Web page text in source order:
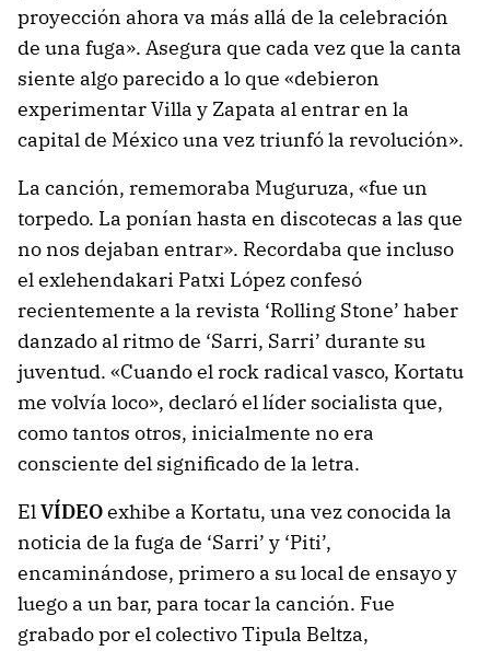
proyección ahora va más allá de la celebración
de una fuga». Asegura que cada vez que la canta
siente algo parecido a lo que «debieron
experimentar Villa y Zapata al entrar en la
capital de México una vez triunfó la revolución».
La canción, rememoraba Muguruza, «fue un
torpedo. La ponían hasta en discotecas a las que
no nos dejaban entrar». Recordaba que incluso
el exlehendakari Patxi López confesó
recientemente a la revista ‘Rolling Stone’ haber
danzado al ritmo de ‘Sarri, Sarri’ durante su
juventud. «Cuando el rock radical vasco, Kortatu
me volvía loco», declaró el líder socialista que,
como tantos otros, inicialmente no era
consciente del significado de la letra.
ElVÍDEOexhibe a Kortatu, una vez conocida la
noticia de la fuga de ‘Sarri’ y ‘Piti’,
encaminándose, primero a su local de ensayo y
luego a un bar, para tocar la canción. Fue
grabado por el colectivo Tipula Beltza,